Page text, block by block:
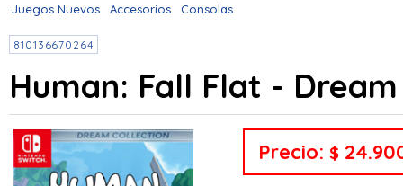
Juegos Nuevos Accesorios Consolas
810136670264
Human: Fall Flat -
Precio: $